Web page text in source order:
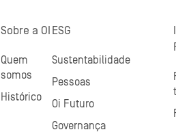
Sobre a OI
Quem
somos
Histórico
ESG
Sustentabilidade
Pessoas
Oi Futuro
Governança